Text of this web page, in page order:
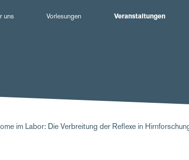
uns Vorlesungen Veranstaltungen
im Labor: Die Verbreitung der Reflexe in